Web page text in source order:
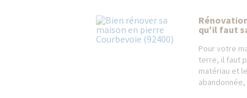
qu'il faut
Pour votre
terre, il faut
matériau et